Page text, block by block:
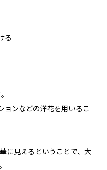
る
ョンなどの洋花を用いるこ
に見えるということで、大